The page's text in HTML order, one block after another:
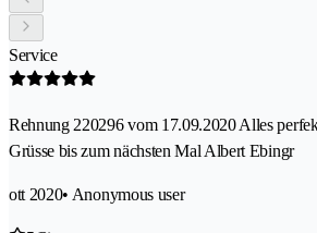
Service
Rehnung 220296 vom 17.09.2020 Alles
Grüsse bis zum nächsten Mal Albert Ebingr
ott 2020• Anonymous user